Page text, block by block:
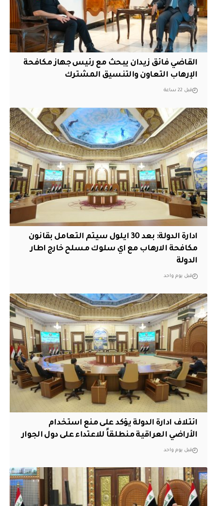
القاضي فائق زيدان يبحث مع رئيس جهاز مكافحة
الإرهاب التعاون والتنسيق المشترك
قبل 22 ساعة
ادارة الدولة: بعد 30 ايلول سيتم التعامل بقانون
مكافحة الارهاب مع اي سلوك مسلح خارج اطار
الدولة
قبل يوم واحد
ائتلاف ادارة الدولة يؤكد على منع استخدام
الأراضي العراقية منطلقاً للاعتداء على دول الجوار
قبل يوم واحد